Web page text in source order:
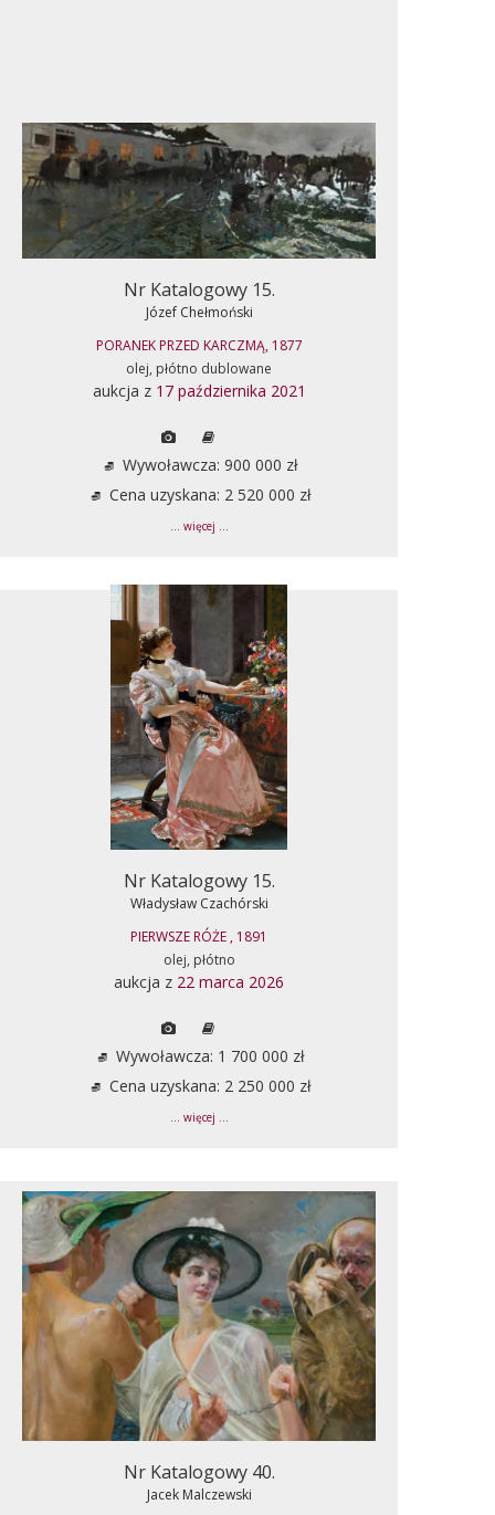
Nr Katalogowy 15.
Józef Chełmoński
PORANEK PRZED KARCZMĄ, 1877
olej, płótno dublowane
aukcja z 17 października 2021
Wywoławcza: 900 000 zł
Cena uzyskana: 2 520 000 zł
... więcej ...
Nr Katalogowy 15.
Władysław Czachórski
PIERWSZE RÓŻE , 1891
olej, płótno
aukcja z 22 marca 2026
Wywoławcza: 1 700 000 zł
Cena uzyskana: 2 250 000 zł
... więcej ...
Nr Katalogowy 40.
Jacek Malczewski